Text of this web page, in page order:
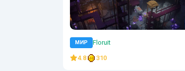
МИР Floruit
4.8 310